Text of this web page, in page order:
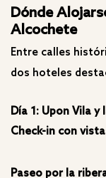
Dónde
Alcochete
Entre calles
dos hoteles
Día 1: Upon Vila y
Check-in con
Paseo por la